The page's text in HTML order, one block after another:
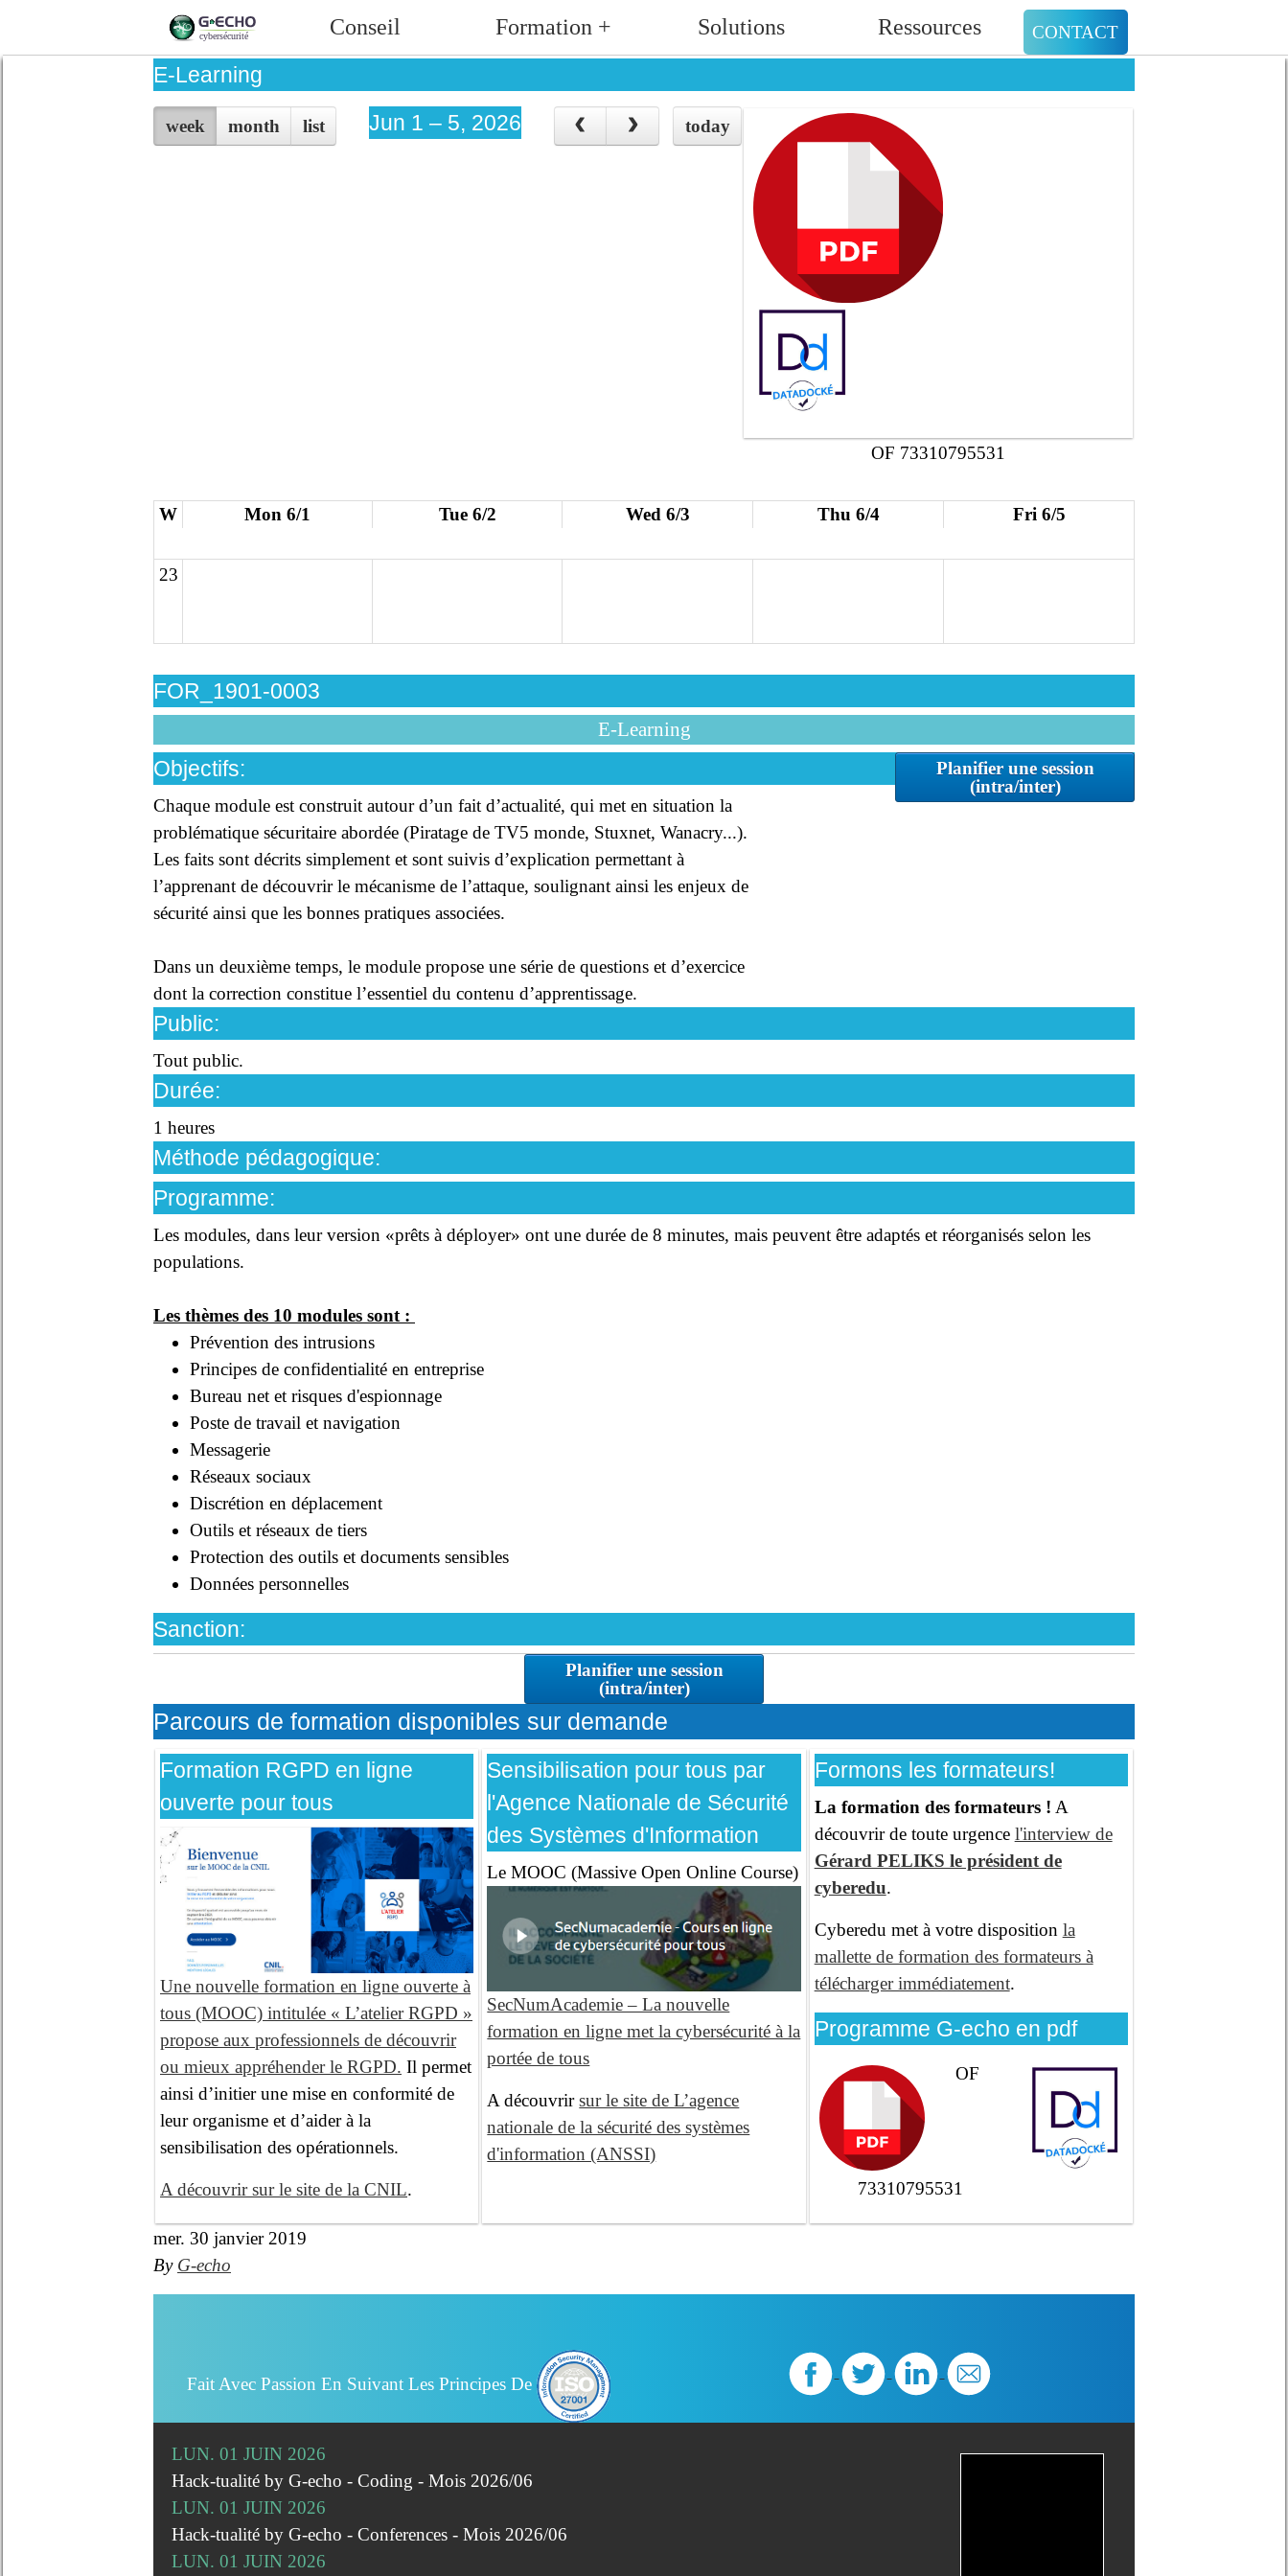
CONTACT
Conseil Formation + Solutions
Ressources
E-Learning
OF 73310795531
week month list today
Jun 1 – 5, 2026
W Mon 6/1 Tue 6/2 Wed 6/3 Thu 6/4 Fri 6/5
23
FOR_1901-0003
E-Learning
Planifier une session
(intra/inter)
Objectifs:
Chaque module est construit autour d’un fait d’actualité, qui met en situation la
problématique sécuritaire abordée (Piratage de TV5 monde, Stuxnet, Wanacry...).
Les faits sont décrits simplement et sont suivis d’explication permettant à
l’apprenant de découvrir le mécanisme de l’attaque, soulignant ainsi les enjeux de
sécurité ainsi que les bonnes pratiques associées.
Dans un deuxième temps, le module propose une série de questions et d’exercice
dont la correction constitue l’essentiel du contenu d’apprentissage.
Public:
Tout public.
Durée:
1 heures
Méthode pédagogique:
Programme:
Les modules, dans leur version «prêts à déployer» ont une durée de 8 minutes, mais peuvent être adaptés et réorganisés selon les
populations.
Les thèmes des 10 modules sont :
Prévention des intrusions
Principes de confidentialité en entreprise
Bureau net et risques d'espionnage
Poste de travail et navigation
Messagerie
Réseaux sociaux
Discrétion en déplacement
Outils et réseaux de tiers
Protection des outils et documents sensibles
Données personnelles
Sanction:
Planifier une session
(intra/inter)
Parcours de formation disponibles sur demande
Formation RGPD en ligne
ouverte pour tous
Une nouvelle formation en ligne ouverte à
tous (MOOC) intitulée « L’atelier RGPD »
propose aux professionnels de découvrir
ou mieux appréhender le RGPD. Il permet
ainsi d’initier une mise en conformité de
leur organisme et d’aider à la
sensibilisation des opérationnels.
A découvrir sur le site de la CNIL.
Sensibilisation pour tous par
l'Agence Nationale de Sécurité
des Systèmes d'Information
Le MOOC (Massive Open Online Course)
SecNumAcademie – La nouvelle
formation en ligne met la cybersécurité à la
portée de tous
A découvrirsur le site de L’agence
nationale de la sécurité des systèmes
d'information (ANSSI)
Formons les formateurs!
La formation des formateurs ! A
découvrir de toute urgence l'interview de
Gérard PELIKS le président de
cyberedu.
Cyberedu met à votre disposition la
mallette de formation des formateurs à
télécharger immédiatement.
Programme G-echo en pdf
OF
73310795531
mer. 30 janvier 2019
By G-echo
Fait Avec Passion En Suivant Les Principes De
LUN. 01 JUIN 2026
Hack-tualité by G-echo - Coding - Mois 2026/06
LUN. 01 JUIN 2026
Hack-tualité by G-echo - Conferences - Mois 2026/06
LUN. 01 JUIN 2026